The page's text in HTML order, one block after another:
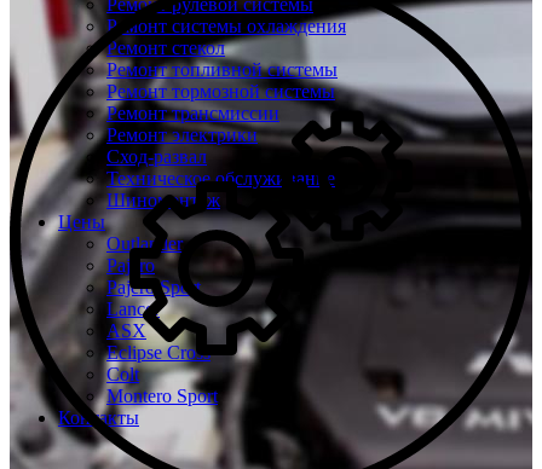
Ремонт рулевой системы
Ремонт системы охлаждения
Ремонт стекол
Ремонт топливной системы
Ремонт тормозной системы
Ремонт трансмиссии
Ремонт электрики
Сход-развал
Техническое обслуживание
Шиномонтаж
Цены
Outlander
Pajero
Pajero Sport
Lancer
ASX
Eclipse Cross
Colt
Montero Sport
Контакты